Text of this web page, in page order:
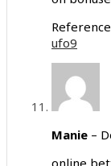
ufo9
Manie –
online